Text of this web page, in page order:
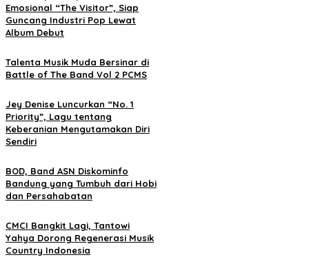
Emosional “The Visitor”, Siap
Guncang Industri Pop Lewat
Album Debut
Talenta Musik Muda Bersinar di
Battle of The Band Vol 2 PCMS
Jey Denise Luncurkan “No. 1
Priority”, Lagu tentang
Keberanian Mengutamakan Diri
Sendiri
BOD, Band ASN Diskominfo
Bandung yang Tumbuh dari Hobi
dan Persahabatan
CMCI Bangkit Lagi, Tantowi
Yahya Dorong Regenerasi Musik
Country Indonesia